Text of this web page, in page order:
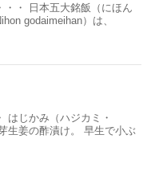
・・ 日本五大銘飯（にほん
godaimeihan）は、
はじかみ（ハジカミ・
生姜の酢漬け。 早生で小ぶ